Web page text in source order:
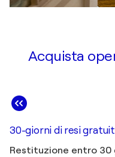
Acquista
30-giorni di resi
Restituzione entro 30